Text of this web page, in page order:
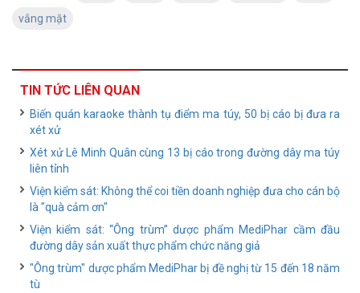
vắng mặt
TIN TỨC LIÊN QUAN
Biến quán karaoke thành tụ điểm ma túy, 50 bị cáo bị đưa ra
xét xử
Xét xử Lê Minh Quân cùng 13 bị cáo trong đường dây ma túy
liên tỉnh
Viện kiểm sát: Không thể coi tiền doanh nghiệp đưa cho cán bộ
là "quà cảm ơn"
Viện kiểm sát: “Ông trùm” dược phẩm MediPhar cầm đầu
đường dây sản xuất thực phẩm chức năng giả
"Ông trùm" dược phẩm MediPhar bị đề nghị từ 15 đến 18 năm
tù